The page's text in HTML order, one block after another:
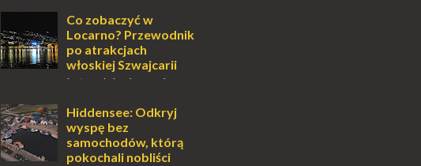
Dla jednych to może wydawać się
ucieczką od świata, treningiem
przetrwania lub romantycznym
życiem. Dla innych to nieustanne
przebywanie z B...
Co zobaczyć w
Locarno? Przewodnik
po atrakcjach
włoskiej Szwajcarii
Latem lub zimą, wiosną
miejsce, które zdecydowanie warto
odwiedzić. Moja zimowa podróż do
Locarno gwara...
Hiddensee: Odkryj
wyspę bez
samochodów, którą
pokochali nobliści